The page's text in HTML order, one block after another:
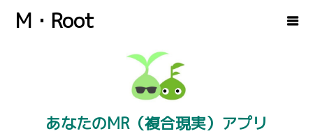
M・Root
あなたのMR（複合現実）アプリ